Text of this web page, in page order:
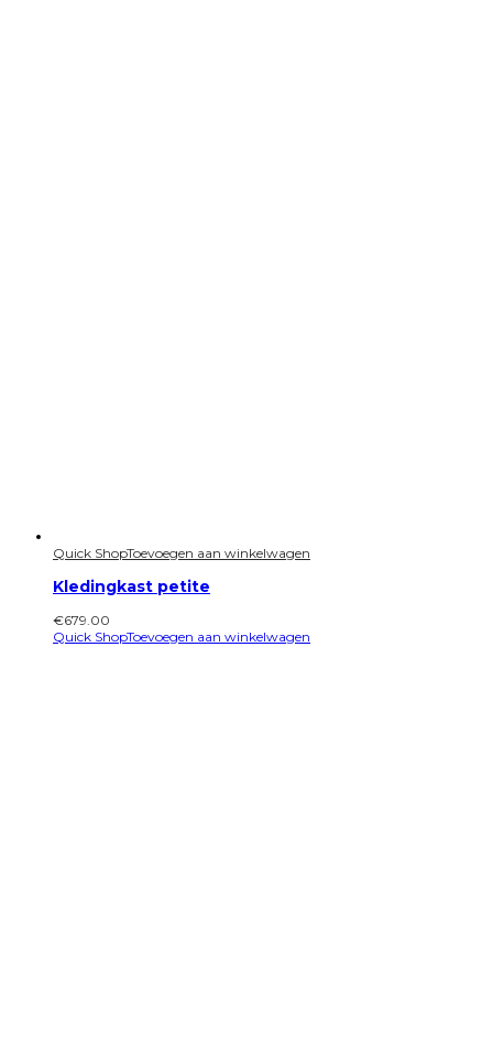
Quick ShopToevoegen aan winkelwagen
Kledingkast petite
€679.00
Quick ShopToevoegen aan winkelwagen